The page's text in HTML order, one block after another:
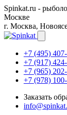
Spinkat.ru -
Москве
г. Москва,
+7 (495)
+7 (917)
+7 (965)
+7 (978)
Заказать